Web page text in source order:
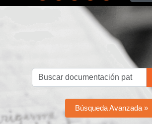
Búsqueda Avanzada »